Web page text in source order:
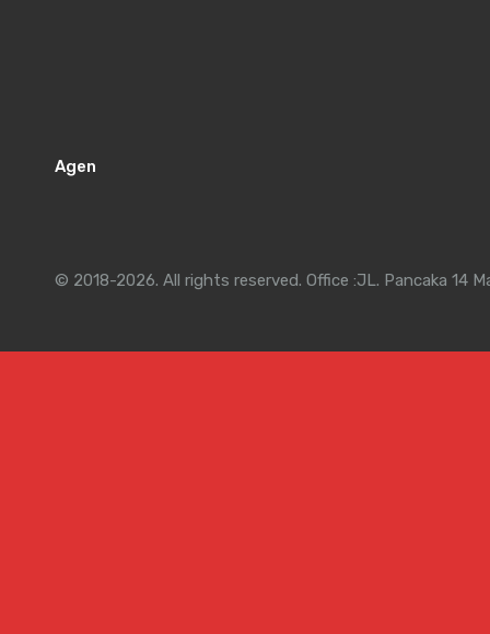
Agen
© 2018-2026. All rights reserved. Office :JL. Pancaka 14